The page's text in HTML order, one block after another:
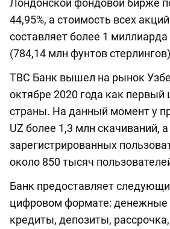
Лондонской фондовой бирже
44,95%, а стоимость всех
составляет более 1
(784,14 млн фунтов
ТВС Банк вышел на рынок
октябре 2020 года как первый
страны. На данный момент у
UZ более 1,3 млн скачиваний,
зарегистрированных
около 850 тысяч
Банк предоставляет
цифровом формате: денежные
кредиты, депозиты,